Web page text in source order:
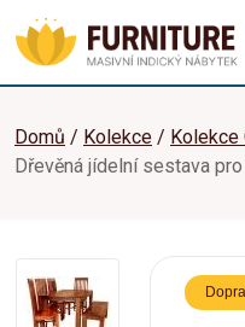
Domů Kolekce
Kolekce
Dřevěná jídelní sestava